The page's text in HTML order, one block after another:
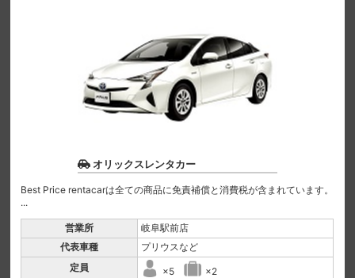
オリックスレンタカー
Best Price rentacarは全ての商品に免責補償と消費税が含まれています。
...
営業所
岐阜駅前店
代表車種
プリウスなど
定員
×5 ×2